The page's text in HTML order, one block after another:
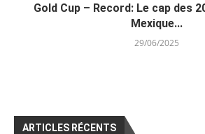
Gold Cup – Record: Le cap des
Mexique...
29/06/2025
ARTICLES RÉCENTS